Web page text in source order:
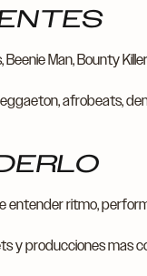
Beenie Man, Bounty
afrobeats,
entender ritmo,
y producciones mas